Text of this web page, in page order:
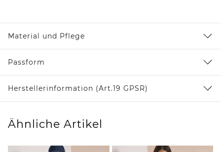
Material und Pflege
Passform
Herstellerinformation (Art.19 GPSR)
Ähnliche Artikel